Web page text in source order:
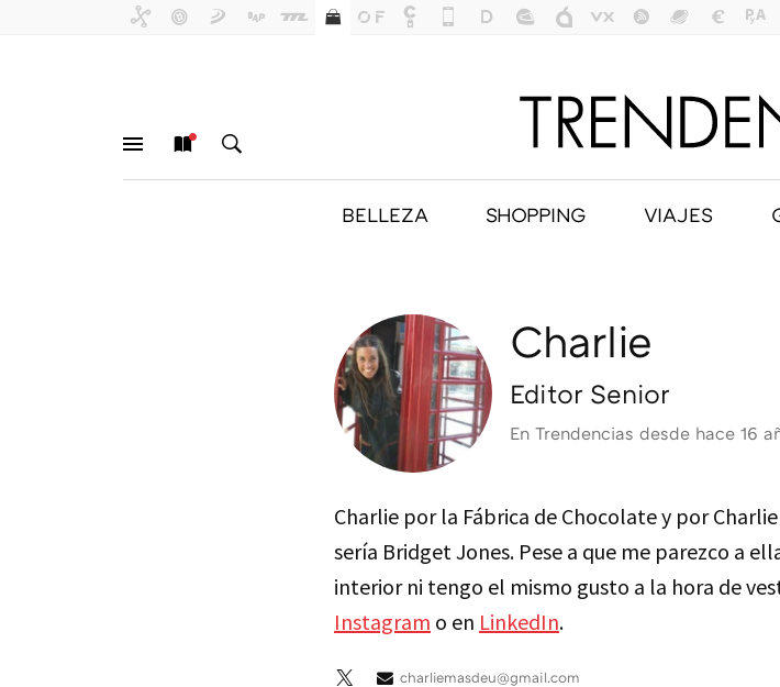
BELLEZA SHOPPING VIAJES
Charlie
Editor Senior
En Trendencias desde hace 16
Charlie por la Fábrica de Chocolate y por
sería Bridget Jones. Pese a que me parezco a
interior ni tengo el mismo gusto a la hora de
Instagram o en LinkedIn.
charliemasdeu@gmail.com